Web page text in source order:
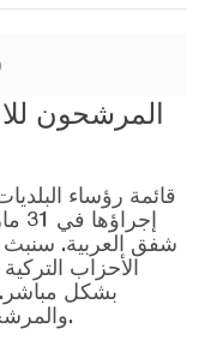
قائمة رؤساء
شفق العربية. سنبث
بشكل
والمرشحين على صفحة نتائج الانتخابات 2024.